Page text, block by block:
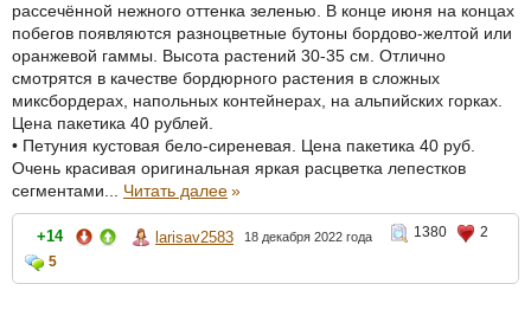
рассечённой нежного оттенка зеленью. В конце июня на концах
побегов появляются разноцветные бутоны бордово-желтой или
оранжевой гаммы. Высота растений 30-35 см. Отлично
смотрятся в качестве бордюрного растения в сложных
миксбордерах, напольных контейнерах, на альпийских горках.
Цена пакетика 40 рублей.
• Петуния кустовая бело-сиреневая. Цена пакетика 40 руб.
Очень красивая оригинальная яркая расцветка лепестков
сегментами... Читать далее»
+14 larisav2583 18 декабря 2022 года 1380
2
5